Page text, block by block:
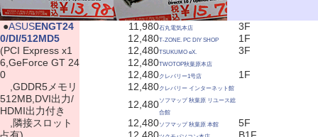
●ASUSENGT24
0/DI/512MD5
(PCI Express x1
6,GeForce GT 24
0
,GDDR5メモリ
512MB,DVI出力/
HDMI出力付き
,隣接スロット
11,980石丸電気本店
3F
12,480T-ZONE. PC DIY SHOP
1F
12,480TSUKUMO eX.
3F
12,480TWOTOP秋葉原本店
12,480クレバリー1号店
1F
12,480クレバリー インターネット館
12,480ソフマップ 秋葉原 リユース総
合館
12,480ソフマップ 秋葉原 本館
5F